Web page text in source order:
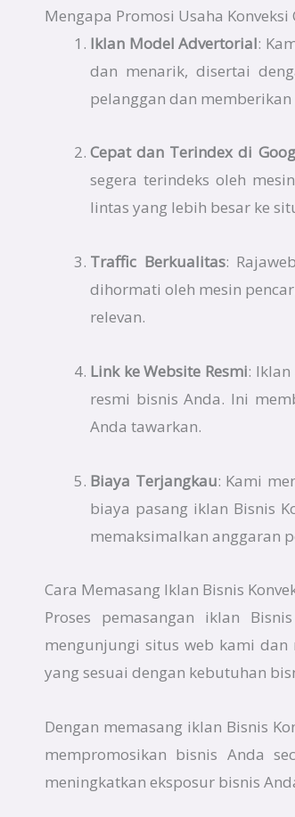
Mengapa Promosi Usaha
Iklan Model Advertorial:
dan menarik, disertai
pelanggan dan
Cepat dan Terindex di
segera terindeks oleh
lintas yang lebih besar ke
Traffic Berkualitas:
dihormati oleh mesin
relevan.
Link ke Website Resmi:
resmi bisnis Anda. Ini
Anda tawarkan.
Biaya Terjangkau: Kami
biaya pasang iklan Bisnis
memaksimalkan anggaran
Cara Memasang Iklan Bisnis
Proses pemasangan iklan
mengunjungi situs web kami
yang sesuai dengan kebutuhan
Dengan memasang iklan Bisnis
mempromosikan bisnis Anda
meningkatkan eksposur bisnis